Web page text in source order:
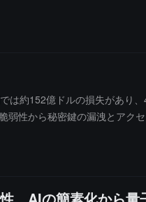
スの承認やトークンの上場
地域でのライセンス取得、
約152億ドルの損失があり
性から秘密鍵の漏洩とアク